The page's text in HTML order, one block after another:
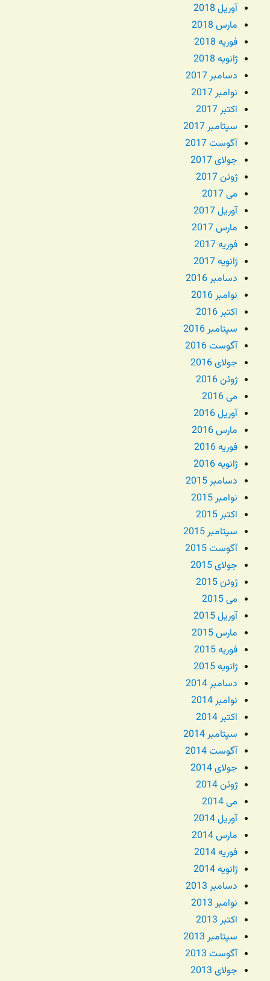
آوریل 2018
مارس 2018
فوریه 2018
ژانویه 2018
دسامبر 2017
نوامبر 2017
اکتبر 2017
سپتامبر 2017
آگوست 2017
جولای 2017
ژوئن 2017
می 2017
آوریل 2017
مارس 2017
فوریه 2017
ژانویه 2017
دسامبر 2016
نوامبر 2016
اکتبر 2016
سپتامبر 2016
آگوست 2016
جولای 2016
ژوئن 2016
می 2016
آوریل 2016
مارس 2016
فوریه 2016
ژانویه 2016
دسامبر 2015
نوامبر 2015
اکتبر 2015
سپتامبر 2015
آگوست 2015
جولای 2015
ژوئن 2015
می 2015
آوریل 2015
مارس 2015
فوریه 2015
ژانویه 2015
دسامبر 2014
نوامبر 2014
اکتبر 2014
سپتامبر 2014
آگوست 2014
جولای 2014
ژوئن 2014
می 2014
آوریل 2014
مارس 2014
فوریه 2014
ژانویه 2014
دسامبر 2013
نوامبر 2013
اکتبر 2013
سپتامبر 2013
آگوست 2013
جولای 2013